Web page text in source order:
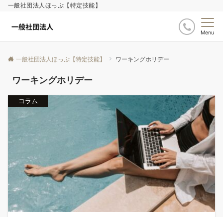
一般社団法人ほっぷ【特定技能】
Menu
一般社団法人ほっぷ【特定技能】 ワーキングホリデー
ワーキングホリデー
コラム